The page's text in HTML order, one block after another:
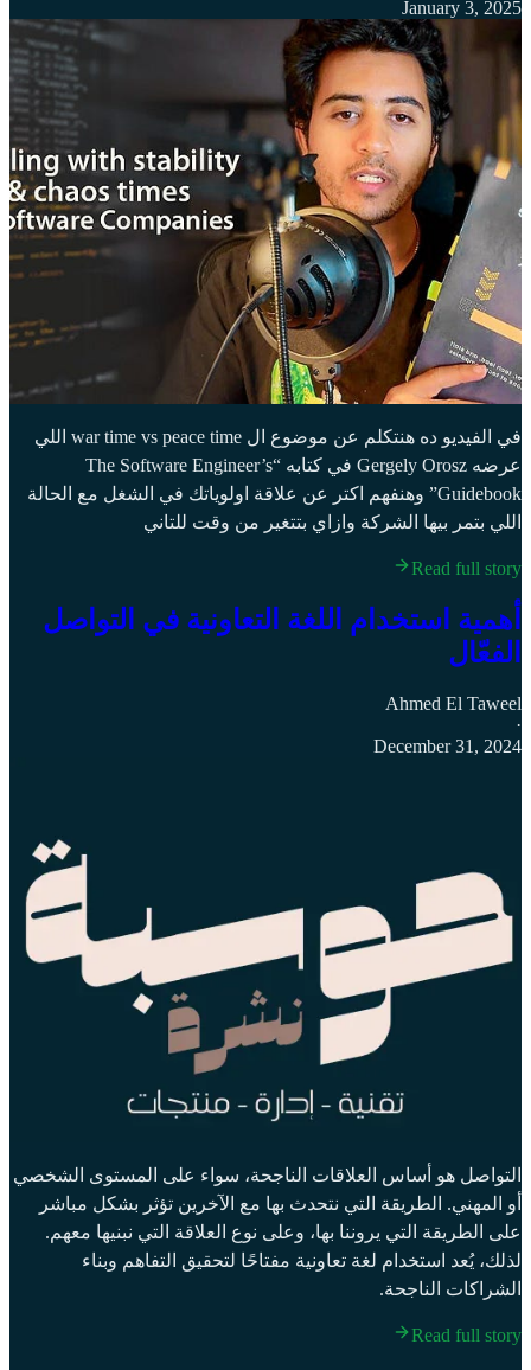
January 3, 2025
في الفيديو ده هنتكلم عن موضوع ال war time vs peace time اللي
عرضه Gergely Orosz في كتابه “The Software Engineer’s
Guidebook” وهنفهم اكتر عن علاقة اولوياتك في الشغل مع الحالة
اللي بتمر بيها الشركة وازاي بتتغير من وقت للتاني
Read full story
أهمية استخدام اللغة التعاونية في التواصل
الفعّال
Ahmed El Taweel
·
December 31, 2024
التواصل هو أساس العلاقات الناجحة، سواء على المستوى الشخصي
أو المهني. الطريقة التي نتحدث بها مع الآخرين تؤثر بشكل مباشر
على الطريقة التي يروننا بها، وعلى نوع العلاقة التي نبنيها معهم.
لذلك، يُعد استخدام لغة تعاونية مفتاحًا لتحقيق التفاهم وبناء
الشراكات الناجحة.
Read full story